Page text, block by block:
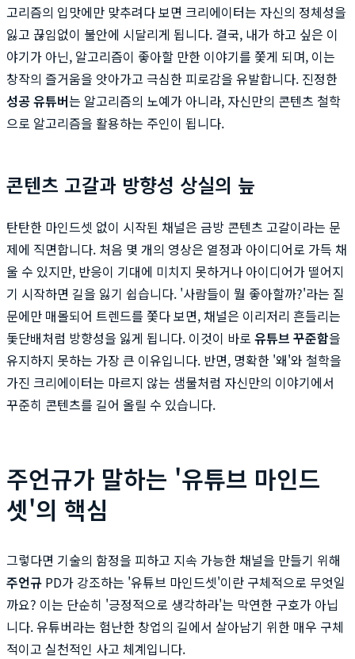
고리즘의 입맛에만 맞추려다 보면 크리에이터는 자신의 정체성을
잃고 끊임없이 불안에 시달리게 됩니다. 결국, 내가 하고 싶은 이
야기가 아닌, 알고리즘이 좋아할 만한 이야기를 쫓게 되며, 이는
창작의 즐거움을 앗아가고 극심한 피로감을 유발합니다. 진정한
성공 유튜버는 알고리즘의 노예가 아니라, 자신만의 콘텐츠 철학
으로 알고리즘을 활용하는 주인이 됩니다.
콘텐츠 고갈과 방향성 상실의 늪
탄탄한 마인드셋 없이 시작된 채널은 금방 콘텐츠 고갈이라는 문
제에 직면합니다. 처음 몇 개의 영상은 열정과 아이디어로 가득 채
울 수 있지만, 반응이 기대에 미치지 못하거나 아이디어가 떨어지
기 시작하면 길을 잃기 쉽습니다. '사람들이 뭘 좋아할까?'라는 질
문에만 매몰되어 트렌드를 쫓다 보면, 채널은 이리저리 흔들리는
돛단배처럼 방향성을 잃게 됩니다. 이것이 바로 유튜브 꾸준함을
유지하지 못하는 가장 큰 이유입니다. 반면, 명확한 '왜'와 철학을
가진 크리에이터는 마르지 않는 샘물처럼 자신만의 이야기에서
꾸준히 콘텐츠를 길어 올릴 수 있습니다.
주언규가 말하는 '유튜브 마인드
셋'의 핵심
그렇다면 기술의 함정을 피하고 지속 가능한 채널을 만들기 위해
주언규 PD가 강조하는 '유튜브 마인드셋'이란 구체적으로 무엇일
까요? 이는 단순히 '긍정적으로 생각하라'는 막연한 구호가 아닙
니다. 유튜버라는 험난한 창업의 길에서 살아남기 위한 매우 구체
적이고 실천적인 사고 체계입니다.